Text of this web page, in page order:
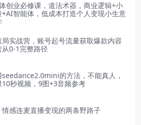
创业必修课，道法术器，商业逻辑+小
智能体，低成本打造个人变现小生意
局实战营，账号起号流量获取爆款内容
0-1完整路径
seedance2.0mini的方法，不能真人，
秒视频，9图+3音频参考
情感连麦直播变现的两条野路子